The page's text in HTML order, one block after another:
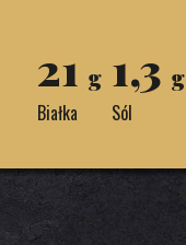
21 g
Białka
1,3 g
Sól